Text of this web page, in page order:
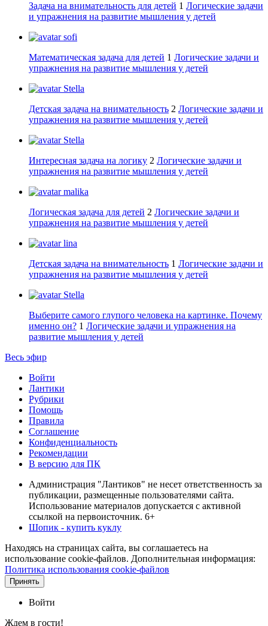
Задача на внимательность для детей 1 Логические задачи
и упражнения на развитие мышления у детей
sofi
Математическая задача для детей 1 Логические задачи и
упражнения на развитие мышления у детей
Stella
Детская задача на внимательность 2 Логические задачи и
упражнения на развитие мышления у детей
Stella
Интересная задача на логику 2 Логические задачи и
упражнения на развитие мышления у детей
malika
Логическая задача для детей 2 Логические задачи и
упражнения на развитие мышления у детей
lina
Детская задача на внимательность 1 Логические задачи и
упражнения на развитие мышления у детей
Stella
Выберите самого глупого человека на картинке. Почему
именно он? 1 Логические задачи и упражнения на
развитие мышления у детей
Весь эфир
Войти
Лантики
Рубрики
Помощь
Правила
Соглашение
Конфиденциальность
Рекомендации
В версию для ПК
Администрация "Лантиков" не несет ответственность за
публикации, размещенные пользователями сайта.
Использование материалов допускается с активной
ссылкой на первоисточник. 6+
Шопик - купить куклу
Находясь на страницах сайта, вы соглашаетесь на
использование cookie-файлов. Дополнительная информация:
Политика использования cookie-файлов
Принять
Войти
Ждем в гости!